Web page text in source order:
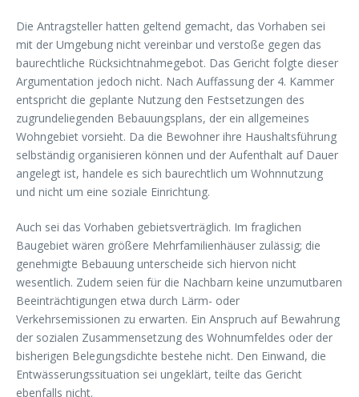
Die Antragsteller hatten geltend gemacht, das Vorhaben sei
mit der Umgebung nicht vereinbar und verstoße gegen das
baurechtliche Rücksichtnahmegebot. Das Gericht folgte dieser
Argumentation jedoch nicht. Nach Auffassung der 4. Kammer
entspricht die geplante Nutzung den Festsetzungen des
zugrundeliegenden Bebauungsplans, der ein allgemeines
Wohngebiet vorsieht. Da die Bewohner ihre Haushaltsführung
selbständig organisieren können und der Aufenthalt auf Dauer
angelegt ist, handele es sich baurechtlich um Wohnnutzung
und nicht um eine soziale Einrichtung.
Auch sei das Vorhaben gebietsverträglich. Im fraglichen
Baugebiet wären größere Mehrfamilienhäuser zulässig; die
genehmigte Bebauung unterscheide sich hiervon nicht
wesentlich. Zudem seien für die Nachbarn keine unzumutbaren
Beeinträchtigungen etwa durch Lärm- oder
Verkehrsemissionen zu erwarten. Ein Anspruch auf Bewahrung
der sozialen Zusammensetzung des Wohnumfeldes oder der
bisherigen Belegungsdichte bestehe nicht. Den Einwand, die
Entwässerungssituation sei ungeklärt, teilte das Gericht
ebenfalls nicht.